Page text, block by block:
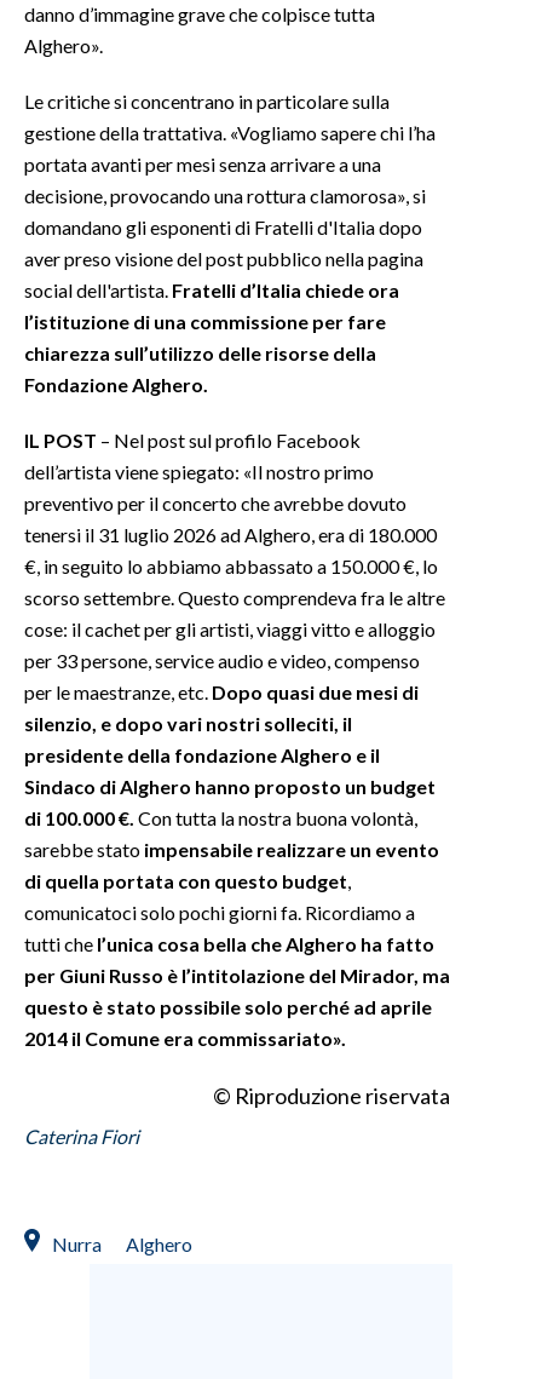
STORE
danno d’immagine grave che colpisce tutta
Alghero».
Le critiche si concentrano in particolare sulla
gestione della trattativa. «Vogliamo sapere chi l’ha
portata avanti per mesi senza arrivare a una
decisione, provocando una rottura clamorosa», si
domandano gli esponenti di Fratelli d'Italia dopo
aver preso visione del post pubblico nella pagina
social dell'artista. Fratelli d’Italia chiede ora
l’istituzione di una commissione per fare
chiarezza sull’utilizzo delle risorse della
Fondazione Alghero.
IL POST – Nel post sul profilo Facebook
dell’artista viene spiegato: «Il nostro primo
preventivo per il concerto che avrebbe dovuto
tenersi il 31 luglio 2026 ad Alghero, era di 180.000
€, in seguito lo abbiamo abbassato a 150.000 €, lo
scorso settembre. Questo comprendeva fra le altre
cose: il cachet per gli artisti, viaggi vitto e alloggio
per 33 persone, service audio e video, compenso
per le maestranze, etc. Dopo quasi due mesi di
silenzio, e dopo vari nostri solleciti, il
presidente della fondazione Alghero e il
Sindaco di Alghero hanno proposto un budget
di 100.000 €. Con tutta la nostra buona volontà,
sarebbe stato impensabile realizzare un evento
di quella portata con questo budget
comunicatoci solo pochi giorni fa. Ricordiamo a
tutti che l’unica cosa bella che Alghero ha fatto
per Giuni Russo è l’intitolazione del Mirador, ma
questo è stato possibile solo perché ad aprile
2014 il Comune era commissariato».
© Riproduzione riservata
Caterina Fiori
Nurra Alghero